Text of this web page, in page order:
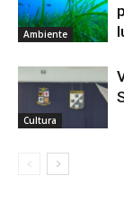
Ambiente
Cultura